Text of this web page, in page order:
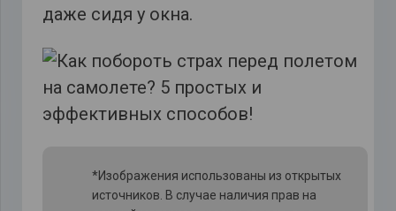
даже сидя у окна.
*Изображения использованы из открытых
источников. В случае наличия прав на